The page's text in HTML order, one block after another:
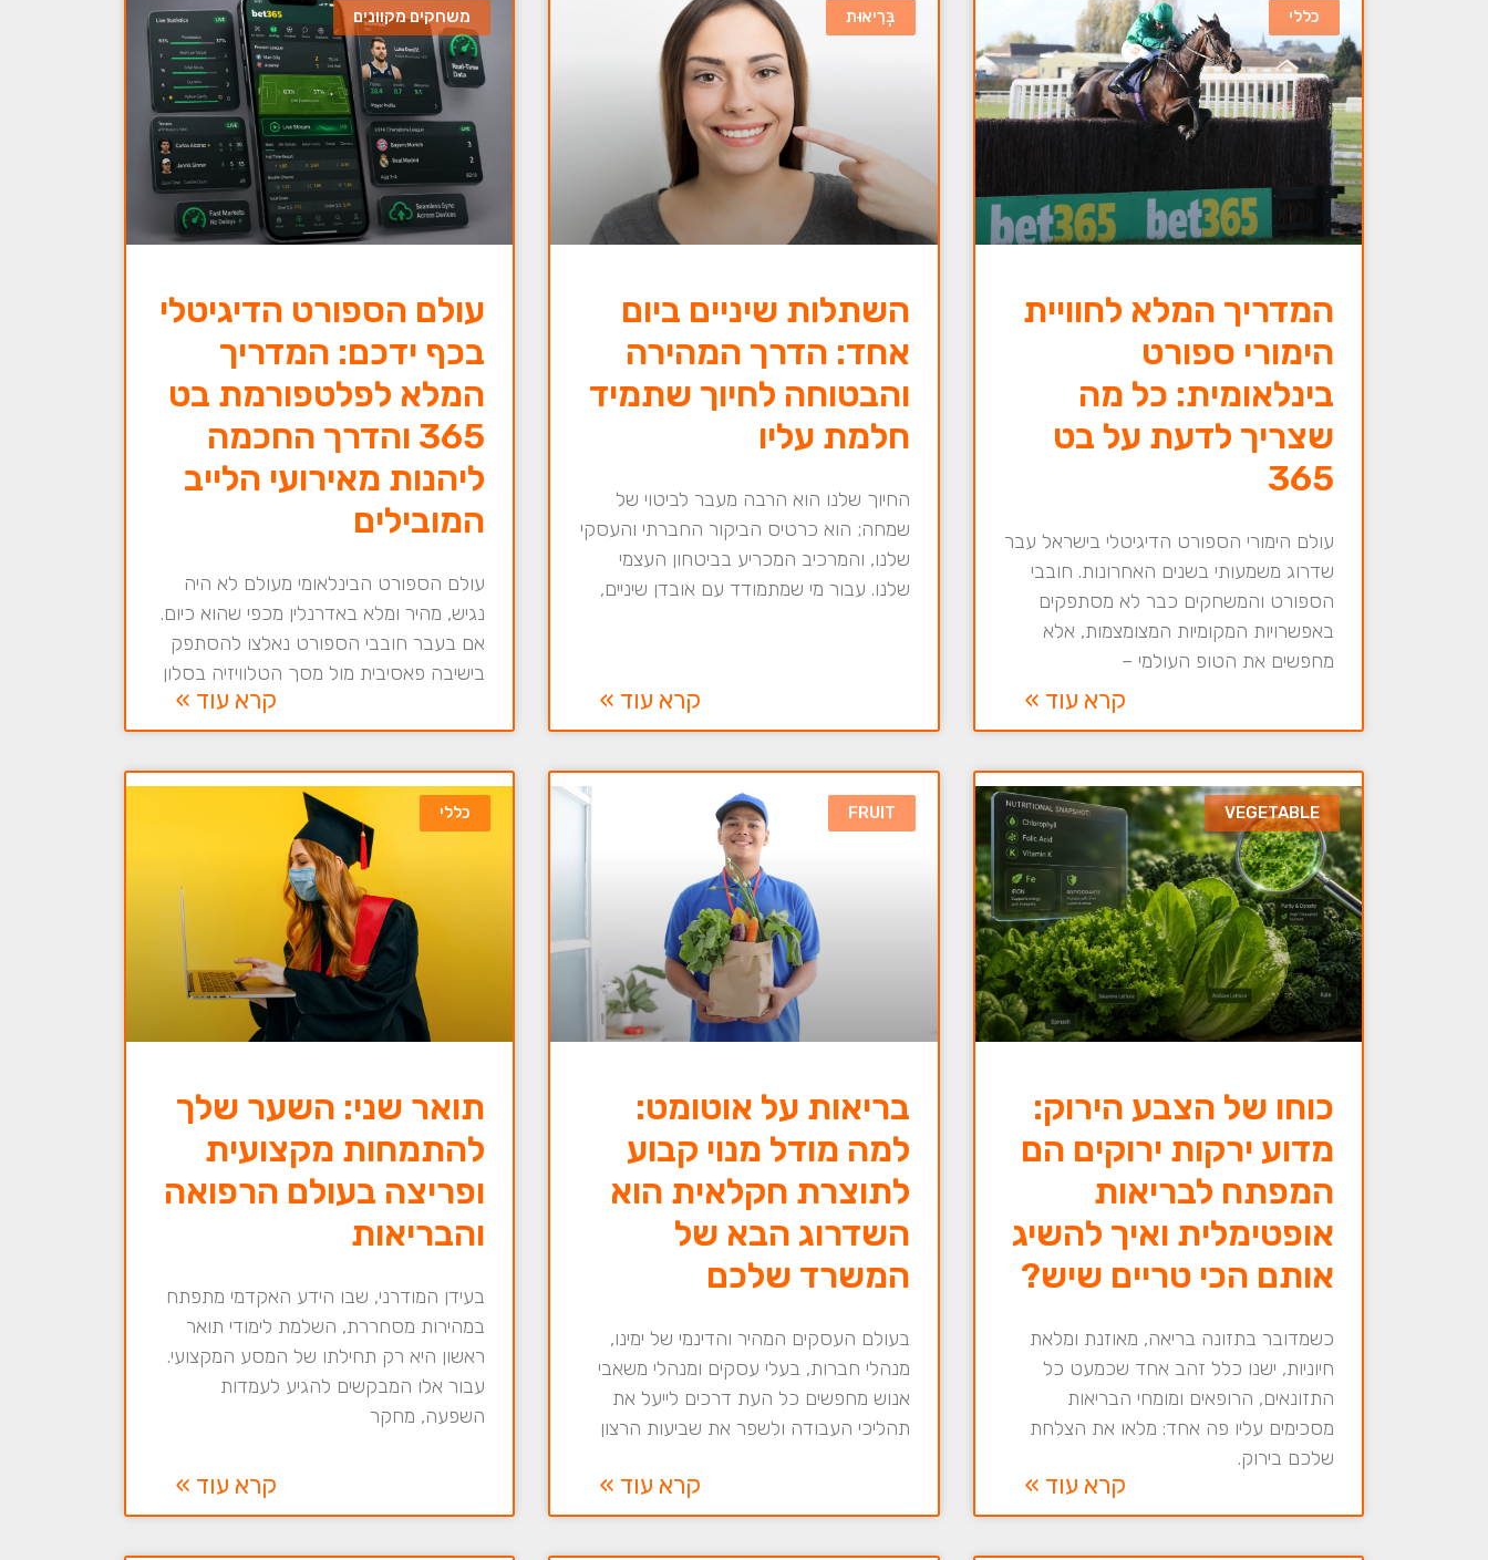
כללי
המדריך המלא לחוויית
הימורי ספורט
בינלאומית: כל מה
שצריך לדעת על בט
365
עולם הימורי הספורט הדיגיטלי בישראל עבר
שדרוג משמעותי בשנים האחרונות. חובבי
הספורט והמשחקים כבר לא מסתפקים
באפשרויות המקומיות המצומצמות, אלא
מחפשים את הטופ העולמי –
קרא עוד »
בְּרִיאוּת
השתלות שיניים ביום
אחד: הדרך המהירה
והבטוחה לחיוך שתמיד
חלמת עליו
החיוך שלנו הוא הרבה מעבר לביטוי של
שמחה; הוא כרטיס הביקור החברתי והעסקי
שלנו, והמרכיב המכריע בביטחון העצמי
שלנו. עבור מי שמתמודד עם אובדן שיניים,
קרא עוד »
משחקים מקוונים
עולם הספורט הדיגיטלי
בכף ידכם: המדריך
המלא לפלטפורמת בט
365 והדרך החכמה
ליהנות מאירועי הלייב
המובילים
עולם הספורט הבינלאומי מעולם לא היה
נגיש, מהיר ומלא באדרנלין מכפי שהוא כיום.
אם בעבר חובבי הספורט נאלצו להסתפק
בישיבה פאסיבית מול מסך הטלוויזיה בסלון
קרא עוד »
VEGETABLE
כוחו של הצבע הירוק:
מדוע ירקות ירוקים הם
המפתח לבריאות
אופטימלית ואיך להשיג
אותם הכי טריים שיש?
כשמדובר בתזונה בריאה, מאוזנת ומלאת
חיוניות, ישנו כלל זהב אחד שכמעט כל
התזונאים, הרופאים ומומחי הבריאות
מסכימים עליו פה אחד: מלאו את הצלחת
שלכם בירוק.
קרא עוד »
FRUIT
בריאות על אוטומט:
למה מודל מנוי קבוע
לתוצרת חקלאית הוא
השדרוג הבא של
המשרד שלכם
בעולם העסקים המהיר והדינמי של ימינו,
מנהלי חברות, בעלי עסקים ומנהלי משאבי
אנוש מחפשים כל העת דרכים לייעל את
תהליכי העבודה ולשפר את שביעות הרצון
קרא עוד »
כללי
תואר שני: השער שלך
להתמחות מקצועית
ופריצה בעולם הרפואה
והבריאות
בעידן המודרני, שבו הידע האקדמי מתפתח
במהירות מסחררת, השלמת לימודי תואר
ראשון היא רק תחילתו של המסע המקצועי.
עבור אלו המבקשים להגיע לעמדות
השפעה, מחקר
קרא עוד »